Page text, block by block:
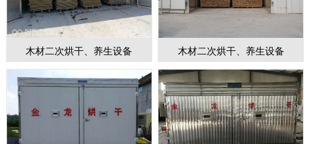
木材二次烘干、养生设备 木材二次烘干、养生设备